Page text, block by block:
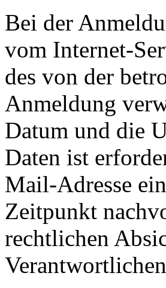
Bei der
vom Internet-
des von der
Anmeldung
Datum und die
Daten ist
Mail-Adresse
Zeitpunkt
rechtlichen